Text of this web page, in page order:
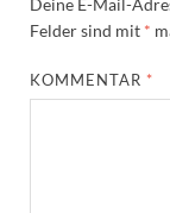
Felder sind mit *
KOMMENTAR *